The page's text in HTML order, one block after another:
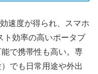
速度が得られ、スマホ
ト効率の高いポータブ
で携帯性も高い。専
でも日常用途や外出